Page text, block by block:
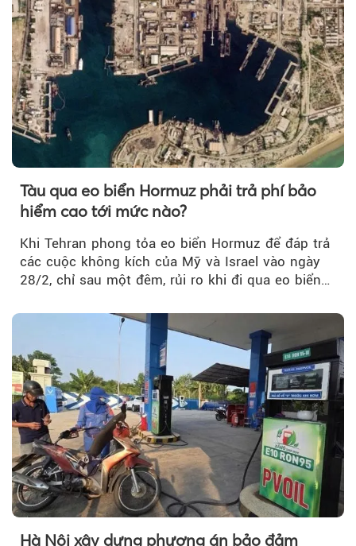
Tàu qua eo biển Hormuz phải trả phí bảo
hiểm cao tới mức nào?
Khi Tehran phong tỏa eo biển Hormuz để đáp trả
các cuộc không kích của Mỹ và Israel vào ngày
28/2, chỉ sau một đêm, rủi ro khi đi qua eo biển
theo.
Hà Nội xây dựng phương án bảo đảm